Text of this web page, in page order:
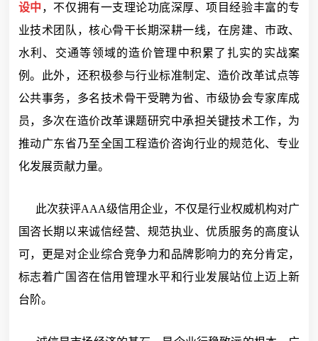
设中 ，不仅拥有一支理论功底深厚、项目经验丰富的专
业技术团队，核心骨干长期深耕一线，在房建、市政、
水利、交通等领域的造价管理中积累了扎实的实战案
例。此外，还积极参与行业标准制定、造价改革试点等
公共事务，多名技术骨干受聘为省、市级协会专家库成
员，多次在造价改革课题研究中承担关键技术工作，为
推动广东省乃至全国工程造价咨询行业的规范化、专业
化发展贡献力量。
此次获评AAA级信用企业，不仅是行业权威机构对广
国咨长期以来诚信经营、规范执业、优质服务的高度认
可，更是对企业综合竞争力和品牌影响力的充分肯定，
标志着广国咨在信用管理水平和行业发展站位上迈上新
台阶。